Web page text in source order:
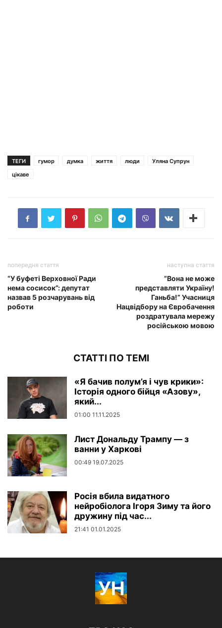
ТЕГИ гумор думка життя люди
Уляна Супрун
цікаве
попередня стаття
“У буфеті Верховної Ради
нема сосисок”: депутат
назвав 5 розчарувань від
роботи
наступна стаття
”Вона не може
представляти Україну!
Ганьба!” Учасниця
Нацвідбору на Євробачення
роздратувала мережу
російською мовою
СТАТТІ ПО ТЕМІ
«Я бачив полум’я і чув крики»:
Історія одного бійця «Азову»,
який...
01:00 11.11.2025
Лист Дональду Трампу — з
ванни у Харкові
00:49 19.07.2025
Росія вбила видатного
нейробіолога Ігоря Зиму та його
дружину під час...
21:41 01.01.2025